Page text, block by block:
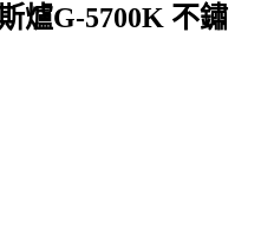
爐G-5700K 不鏽